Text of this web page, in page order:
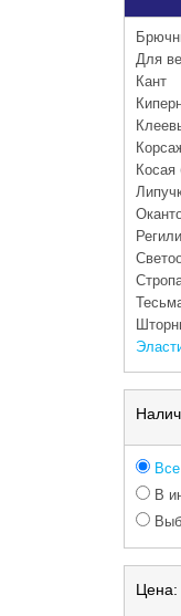
Для
Кант
Косая
В
Цена: